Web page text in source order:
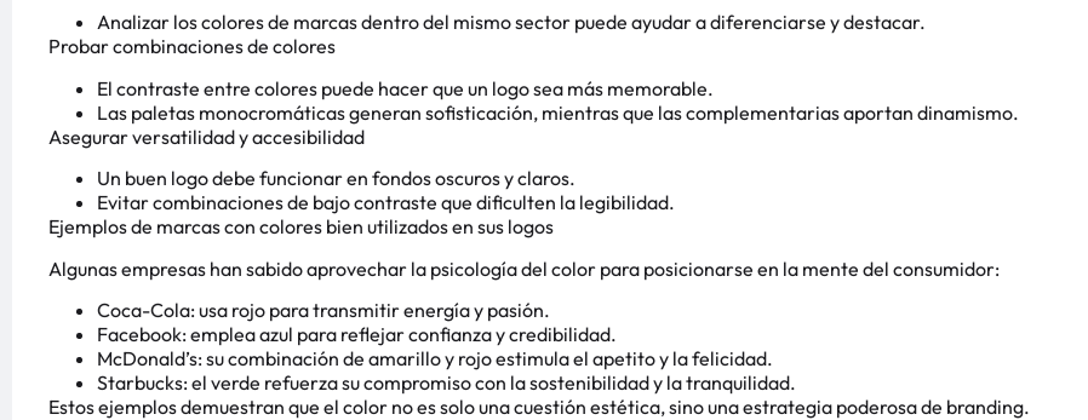
Analizar los colores de marcas dentro del mismo sector puede ayudar a diferenciarse y destacar.
Probar combinaciones de colores
El contraste entre colores puede hacer que un logo sea más memorable.
Las paletas monocromáticas generan sofisticación, mientras que las complementarias aportan dinamismo.
Asegurar versatilidad y accesibilidad
Un buen logo debe funcionar en fondos oscuros y claros.
Evitar combinaciones de bajo contraste que dificulten la legibilidad.
Ejemplos de marcas con colores bien utilizados en sus logos
Algunas empresas han sabido aprovechar la psicología del color para posicionarse en la mente del consumidor:
Coca-Cola: usa rojo para transmitir energía y pasión.
Facebook: emplea azul para reflejar confianza y credibilidad.
McDonald’s: su combinación de amarillo y rojo estimula el apetito y la felicidad.
Starbucks: el verde refuerza su compromiso con la sostenibilidad y la tranquilidad.
Estos ejemplos demuestran que el color no es solo una cuestión estética, sino una estrategia poderosa de branding.